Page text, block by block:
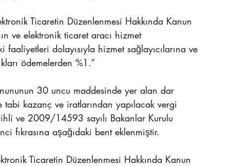
Ticaretin Düzenlenmesi Hakkında Kanun
ve elektronik ticaret aracı hizmet
faaliyetleri dolayısıyla hizmet sağlayıcılarına ve
ödemelerden %1.”
30 uncu maddesinde yer alan dar
tabi kazanç ve iratlarından yapılacak vergi
ve 2009/14593 sayılı Bakanlar Kurulu
fıkrasına aşağıdaki bent eklenmiştir.
Ticaretin Düzenlenmesi Hakkında Kanun